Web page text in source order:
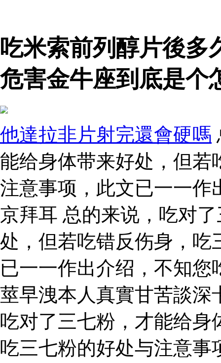
吃米索前列醇片後多
危害金牛座到底是个
他達拉非片射完還會硬嗎
能给身体带来好处，但若
注意事项，此文已一一作
京拜耳 总的来说，吃对
处，但若吃错反伤身，吃
已一一作出介绍，不知您
莖早洩本人真實甘苦談深
吃对了三七粉，才能给身
吃三七粉的好处与注意事